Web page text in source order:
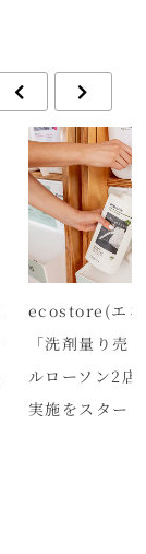
ecostore(エ
「洗剤量り売
ルローソン2店
実施をスター